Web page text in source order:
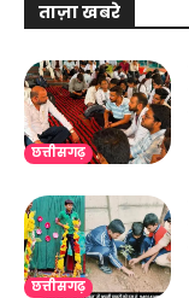
ताज़ा खबरे
छत्तीसगढ़
छत्तीसगढ़